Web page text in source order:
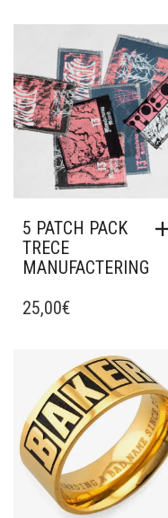
Ajouter à mes favoris
5 PATCH PACK
TRECE
MANUFACTERING
25,00€
Ajouter à mes favoris